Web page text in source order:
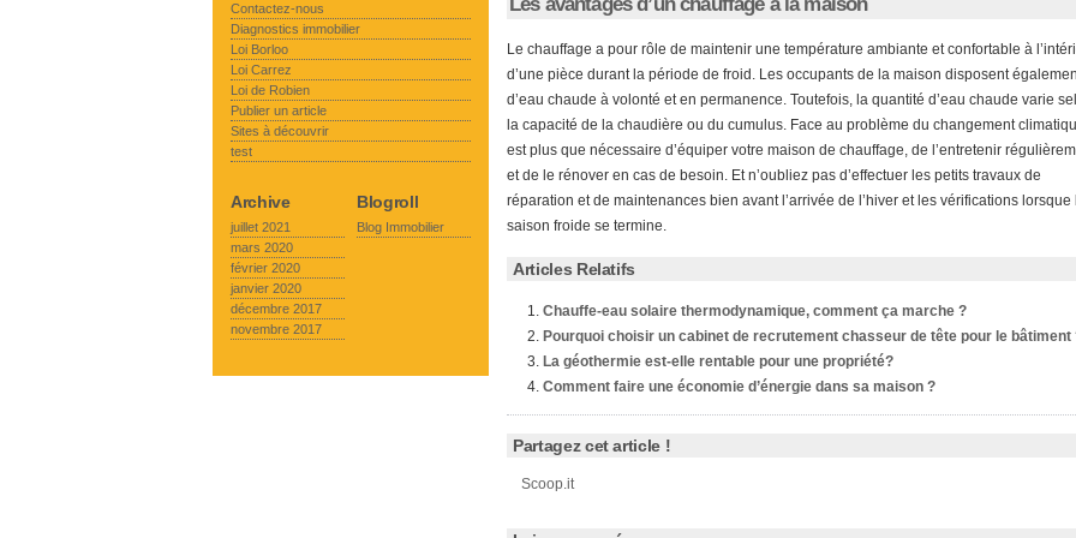
Le chauffage a pour rôle de maintenir une température ambiante et confortable à
d’une pièce durant la période de froid. Les occupants de la maison disposent
d’eau chaude à volonté et en permanence. Toutefois, la quantité d’eau chaude varie
la capacité de la chaudière ou du cumulus. Face au problème du changement
est plus que nécessaire d’équiper votre maison de chauffage, de l’entretenir
et de le rénover en cas de besoin. Et n’oubliez pas d’effectuer les petits travaux de
réparation et de maintenances bien avant l’arrivée de l’hiver et les vérifications lorsque
saison froide se termine.
Articles Relatifs
Chauffe-eau solaire thermodynamique, comment ça marche ?
Pourquoi choisir un cabinet de recrutement chasseur de tête pour le bâtiment
La géothermie est-elle rentable pour une propriété?
Comment faire une économie d’énergie dans sa maison ?
Partagez cet article !
Scoop.it
Contactez-nous
Diagnostics immobilier
Loi Borloo
Loi Carrez
Loi de Robien
Publier un article
Sites à découvrir
test
Archive
juillet 2021
mars 2020
février 2020
janvier 2020
décembre 2017
novembre 2017
Blogroll
Blog Immobilier